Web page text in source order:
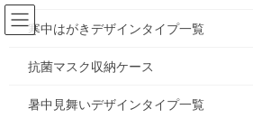
コ
ン
ナ
ビ
寒中はがきデザインタイプ一覧
抗菌マスク収納ケース
暑中見舞いデザインタイプ一覧